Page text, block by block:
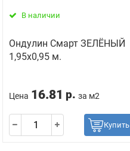
В наличии
Ондулин Смарт ЗЕЛЁНЫЙ
1,95х0,95 м.
Цена 16.81 р. за м2
Купить